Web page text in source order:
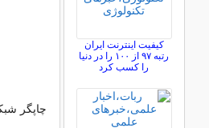
چاپگر
کیفیت اینترنت ایران
رتبه ۹۷ از ۱۰۰ را در دنیا
را کسب کرد